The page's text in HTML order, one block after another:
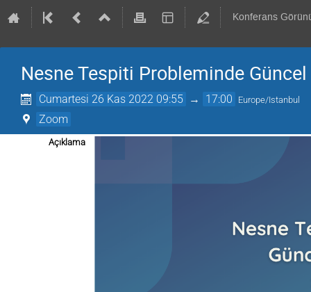
Konferans
Nesne Tespiti Probleminde
Cumartesi 26 Kas 2022 09:55 → 17:00 Europe/Istanbul
Zoom
Açıklama